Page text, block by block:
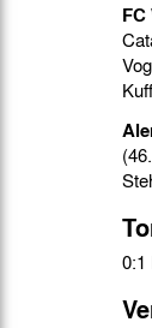
(46. Casper),